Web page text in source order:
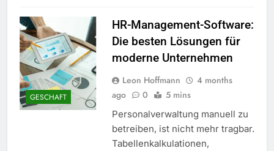
GESCHAFT
HR-Management-Software:
Die besten Lösungen für
moderne Unternehmen
Leon Hoffmann
4 months
ago
0 5 mins
Personalverwaltung manuell zu
betreiben, ist nicht mehr tragbar.
Tabellenkalkulationen,